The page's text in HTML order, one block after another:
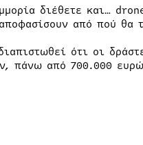
διέθετε και…
από πού θα
ότι οι
πάνω από 700.000